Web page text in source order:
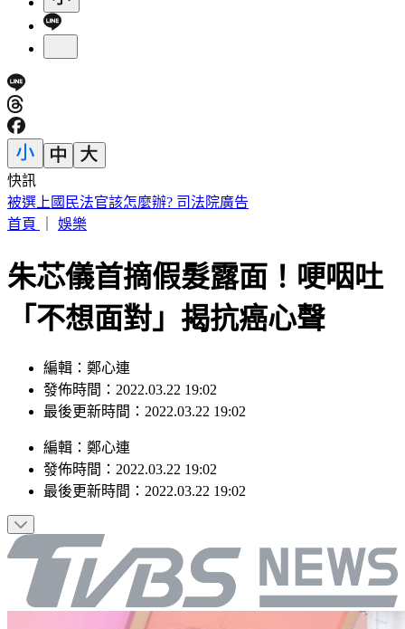
快訊
IU無預警召喚前男友 韓網替「她」心疼：很不舒服
首頁
娛樂
朱芯儀首摘假髮露面！哽咽吐
「不想面對」揭抗癌心聲
編輯：鄭心連
發佈時間：2022.03.22 19:02
最後更新時間：2022.03.22 19:02
編輯 ： 鄭心連
發佈時間： 2022.03.22 19:02
最後更新時間： 2022.03.22 19:02